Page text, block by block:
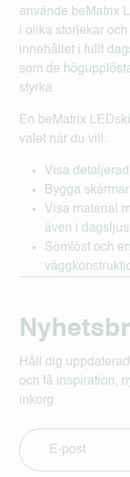
använde beMatrix
i olika storlekar
innehållet i fullt
som de
styrka.
En beMatrix
valet när du vill:
Visa
Bygga
Visa material
även i dagsljus
Sömlöst och
Håll dig
och få inspiration,
inkorg.